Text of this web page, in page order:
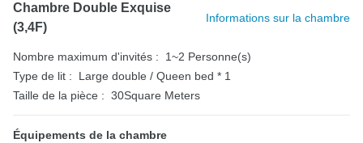
Chambre Double Exquise
(3,4F)
Informations sur la chambre
Nombre maximum d'invités :
1~2 Personne(s)
Type de lit :
Large double / Queen bed * 1
Taille de la pièce : 30Square Meters
Équipements de la chambre